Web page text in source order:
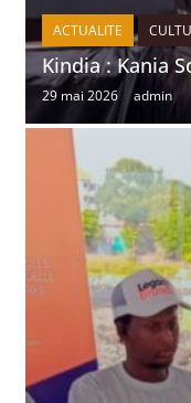
ACTUALITE
Kindia : Kania
29 mai 2026 admin